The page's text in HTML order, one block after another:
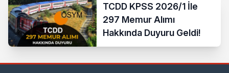
TCDD KPSS 2026/1 İle
297 Memur Alımı
Hakkında Duyuru Geldi!